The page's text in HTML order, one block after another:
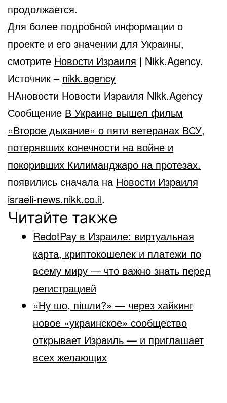
продолжается.
Для более подробной информации о
проекте и его значении для Украины,
смотрите Новости Израиля | Nikk.Agency.
Источник – nikk.agency
НАновости Новости Израиля Nikk.Agency
Сообщение В Украине вышел фильм
«Второе дыхание» о пяти ветеранах ВСУ,
потерявших конечности на войне и
покоривших Килиманджаро на протезах.
появились сначала на Новости Израиля
israeli-news.nikk.co.il.
Читайте также
RedotPay в Израиле: виртуальная
карта, криптокошелек и платежи по
всему миру — что важно знать перед
регистрацией
«Ну шо, пішли?» — через хайкинг
новое «украинское» сообщество
открывает Израиль — и приглашает
всех желающих